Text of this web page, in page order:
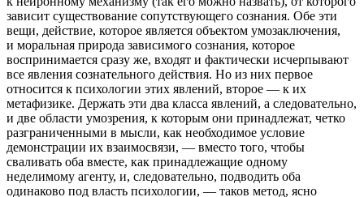
зависит существование сопутствующего сознания. Обе эти
вещи, действие, которое является объектом умозаключения,
и моральная природа зависимого сознания, которое
воспринимается сразу же, входят и фактически исчерпывают
все явления сознательного действия. Но из них первое
относится к психологии этих явлений, второе — к их
метафизике. Держать эти два класса явлений, а следовательно,
и две области умозрения, к которым они принадлежат, четко
разграниченными в мысли, как необходимое условие
демонстрации их взаимосвязи, — вместо того, чтобы
сваливать оба вместе, как принадлежащие одному
неделимому агенту, и, следовательно, подводить оба
одинаково под власть психологии, — таков метод, ясно